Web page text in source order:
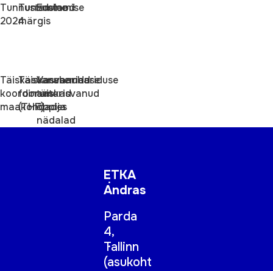
Tunnustamine
2024
Tunnustamise
märgis
Edulood
Täiskasvanuhariduse
koordinaatorid
maakondades
Täiskasvanuhariduse
foorum
(THF)
Varasemad
täiskasvanud
õppija
nädalad
ETKA
Andras
Parda
4,
Tallinn
(asukoht